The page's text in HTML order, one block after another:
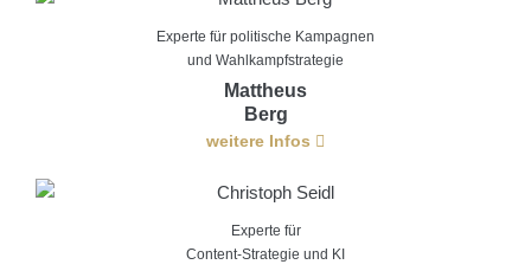
Experte für politische Kampagnen
und Wahlkampfstrategie
Mattheus
Berg
weitere Infos
Experte für
Content-Strategie und KI